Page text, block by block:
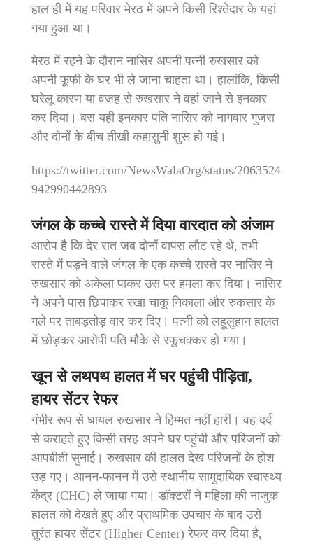
हाल ही में यह परिवार मेरठ में अपने किसी रिश्तेदार के यहां
गया हुआ था।
मेरठ में रहने के दौरान नासिर अपनी पत्नी रुखसार को
अपनी फूफी के घर भी ले जाना चाहता था। हालांकि, किसी
घरेलू कारण या वजह से रुखसार ने वहां जाने से इनकार
कर दिया। बस यही इनकार पति नासिर को नागवार गुजरा
और दोनों के बीच तीखी कहासुनी शुरू हो गई।
https://twitter.com/NewsWalaOrg/status/2063524
942990442893
जंगल के कच्चे रास्ते में दिया वारदात को अंजाम
आरोप है कि देर रात जब दोनों वापस लौट रहे थे, तभी
रास्ते में पड़ने वाले जंगल के एक कच्चे रास्ते पर नासिर ने
रुखसार को अकेला पाकर उस पर हमला कर दिया। नासिर
ने अपने पास छिपाकर रखा चाकू निकाला और रुकसार के
गले पर ताबड़तोड़ वार कर दिए। पत्नी को लहूलुहान हालत
में छोड़कर आरोपी पति मौके से रफूचक्कर हो गया।
खून से लथपथ हालत में घर पहुंची पीड़िता,
हायर सेंटर रेफर
गंभीर रूप से घायल रुखसार ने हिम्मत नहीं हारी। वह दर्द
से कराहते हुए किसी तरह अपने घर पहुंची और परिजनों को
आपबीती सुनाई। रुखसार की हालत देख परिजनों के होश
उड़ गए। आनन-फानन में उसे स्थानीय सामुदायिक स्वास्थ्य
केंद्र (CHC) ले जाया गया। डॉक्टरों ने महिला की नाजुक
हालत को देखते हुए और प्राथमिक उपचार के बाद उसे
तुरंत हायर सेंटर (Higher Center) रेफर कर दिया है,